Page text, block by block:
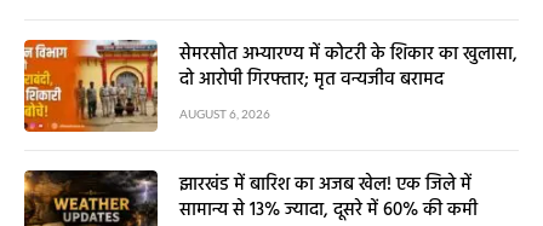
सेमरसोत अभ्यारण्य में कोटरी के शिकार का खुलासा,
दो आरोपी गिरफ्तार; मृत वन्यजीव बरामद
AUGUST 6, 2026
झारखंड में बारिश का अजब खेल! एक जिले में
सामान्य से 13% ज्यादा, दूसरे में 60% की कमी